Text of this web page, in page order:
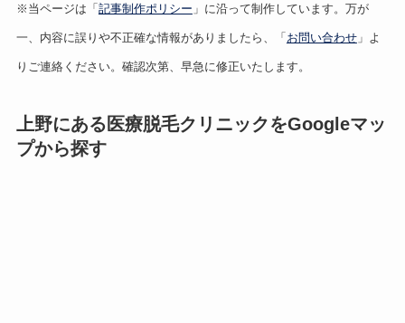
※当ページは「 記事制作ポリシー 」に沿って制作しています。万が
一、内容に誤りや不正確な情報がありましたら、「 お問い合わせ」よ
りご連絡ください。確認次第、早急に修正いたします。
上野にある医療脱毛クリニックをGoogleマッ
プから探す